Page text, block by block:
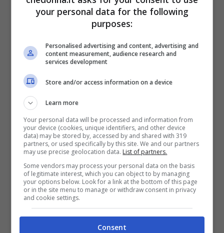
che la macedonia sia una scelta del tutto
errata e per almeno due buoni motivi. Il
frutti diversiperdendo un po’ il controllo
sul loro effettivo quantitativo di zuccheri. Il
secondo è proprio lo zucchero che viene
aggiunto per addolcire al tutto e che unito
alla macedonia ne fa un piatto dall’indice
glicemico alto, tanto da raggiungere quasi
quello di alcuni dolci.
Sempre a detta degli esperti il consiglio è
quindi quello dievitare la macedonia per
preferirle un frutto da mangiare da solo
your personal data for the following
purposes:
Personalised advertising and content, advertising and
content measurement, audience research and
services development
Store and/or access information on a device
Learn more
Your personal data will be processed and information from
your device (cookies, unique identifiers, and other device
data) may be stored by, accessed by and shared with 319
partners, or used specifically by this site. We and our partners
may use precise geolocation data. List of partners.
Some vendors may process your personal data on the basis
of legitimate interest, which you can object to by managing
your options below. Look for a link at the bottom of this page
or in the site menu to manage or withdraw consent in privacy
and cookie settings.
Consent